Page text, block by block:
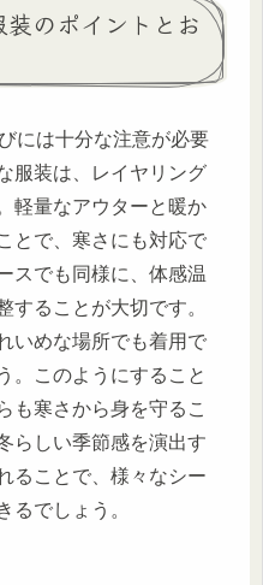
のポイントとお
には十分な注意が必要
服装は、レイヤリング
軽量なアウターと暖か
とで、寒さにも対応で
スでも同様に、体感温
することが大切です。
いめな場所でも着用で
。このようにすること
も寒さから身を守るこ
らしい季節感を演出す
ることで、様々なシー
るでしょう。